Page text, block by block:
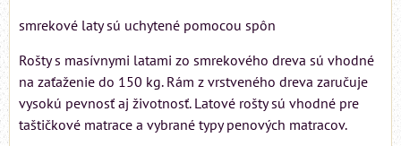
smrekové laty sú uchytené pomocou spôn
Rošty s masívnymi latami zo smrekového dreva sú vhodné
na zaťaženie do 150 kg. Rám z vrstveného dreva zaručuje
vysokú pevnosť aj životnosť. Latové rošty sú vhodné pre
taštičkové matrace a vybrané typy penových matracov.